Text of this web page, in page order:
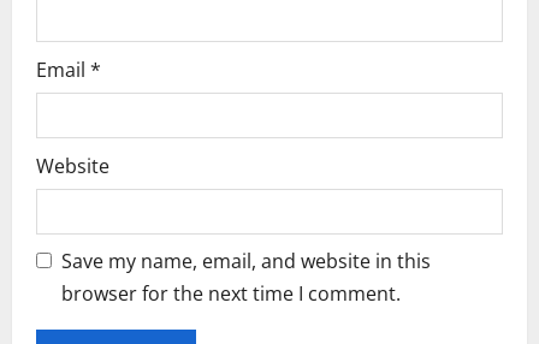
Email *
Website
Save my name, email, and website in this
browser for the next time I comment.